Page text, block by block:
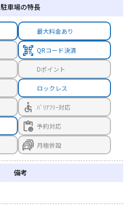
駐車場の特長
最大料金あり
qr_code_scanner QRコード決済
Dポイント
ロックレス
accessible ﾊﾞﾘｱﾌﾘｰ対応
pending_actions 予約対応
traffic_jam 月極併設
備考